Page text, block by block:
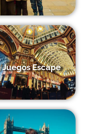
Juegos Escape